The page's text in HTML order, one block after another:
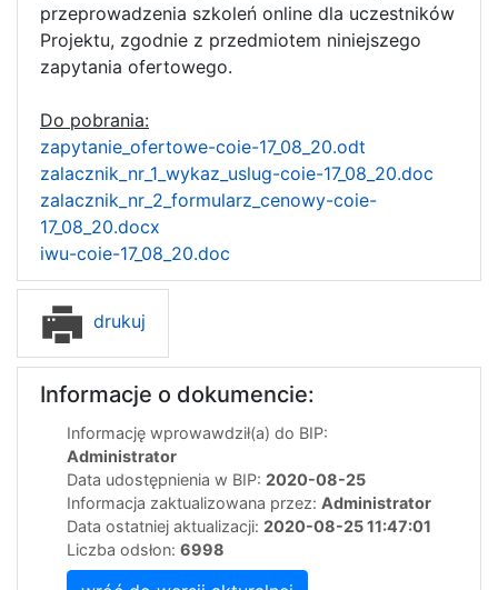
przeprowadzenia szkoleń online dla uczestników
Projektu, zgodnie z przedmiotem niniejszego
zapytania ofertowego.
Do pobrania:
zapytanie_ofertowe-coie-17_08_20.odt
zalacznik_nr_1_wykaz_uslug-coie-17_08_20.doc
zalacznik_nr_2_formularz_cenowy-coie-
17_08_20.docx
iwu-coie-17_08_20.doc
drukuj
Informacje o dokumencie:
Informację wprowawdził(a) do BIP:
Administrator
Data udostępnienia w BIP: 2020-08-25
Informacja zaktualizowana przez: Administrator
Data ostatniej aktualizacji: 2020-08-25 11:47:01
Liczba odsłon: 6998